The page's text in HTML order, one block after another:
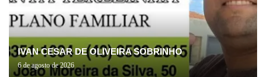
IVAN CESAR DE OLIVEIRA SOBRINHO
6 de agosto de 2026